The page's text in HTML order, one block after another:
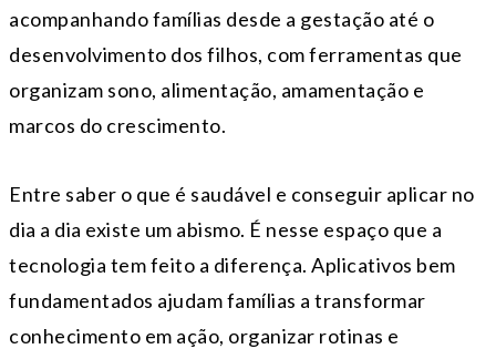
acompanhando famílias desde a gestação até o
desenvolvimento dos filhos, com ferramentas que
organizam sono, alimentação, amamentação e
marcos do crescimento.
Entre saber o que é saudável e conseguir aplicar no
dia a dia existe um abismo. É nesse espaço que a
tecnologia tem feito a diferença. Aplicativos bem
fundamentados ajudam famílias a transformar
conhecimento em ação, organizar rotinas e